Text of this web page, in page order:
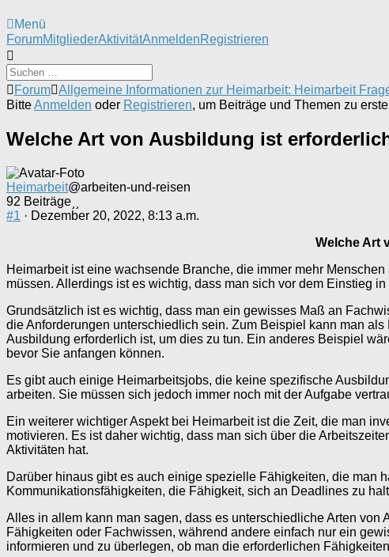
Menü
Forum-
Navigation
ForumMitgliederAktivitätAnmeldenRegistrieren
Forum-
Breadcrumbs
Du
bist
Forum Allgemeine Informationen zur Heimarbeit: Heimarbeit
BitteAnmelden oder Registrieren, um Beiträge und Themen zu
Welche Art von Ausbildung ist
Heimarbeit@arbeiten-und-reisen
92 Beiträge
#1 · Dezember 20, 2022, 8:13 a.m.
Welche Art
Heimarbeit ist eine wachsende Branche, die immer mehr
müssen. Allerdings ist es wichtig, dass man sich vor dem Einstieg
Grundsätzlich ist es wichtig, dass man ein gewisses Maß an
die Anforderungen unterschiedlich sein. Zum Beispiel kann man
Ausbildung erforderlich ist, um dies zu tun. Ein anderes Beispiel
bevor Sie anfangen können.
Es gibt auch einige Heimarbeitsjobs, die keine spezifische
arbeiten. Sie müssen sich jedoch immer noch mit der Aufgabe
Ein weiterer wichtiger Aspekt bei Heimarbeit ist die Zeit, die man
motivieren. Es ist daher wichtig, dass man sich über die
Aktivitäten hat.
Darüber hinaus gibt es auch einige spezielle Fähigkeiten, die man
Kommunikationsfähigkeiten, die Fähigkeit, sich an Deadlines zu
Alles in allem kann man sagen, dass es unterschiedliche Arten
Fähigkeiten oder Fachwissen, während andere einfach nur ein
informieren und zu überlegen, ob man die erforderlichen